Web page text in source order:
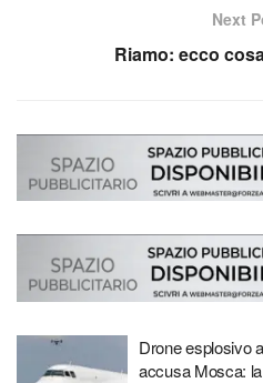
Next
Riamo: ecco
Drone esplosivo
accusa Mosca: